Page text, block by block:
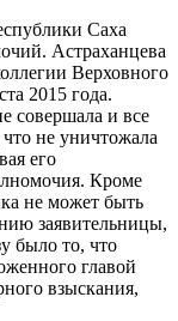
Саха
Астраханцева
Верховного
2015 года.
совершала и все
не уничтожала
его
Кроме
не может быть
заявительницы,
было то, что
главой
взыскания,